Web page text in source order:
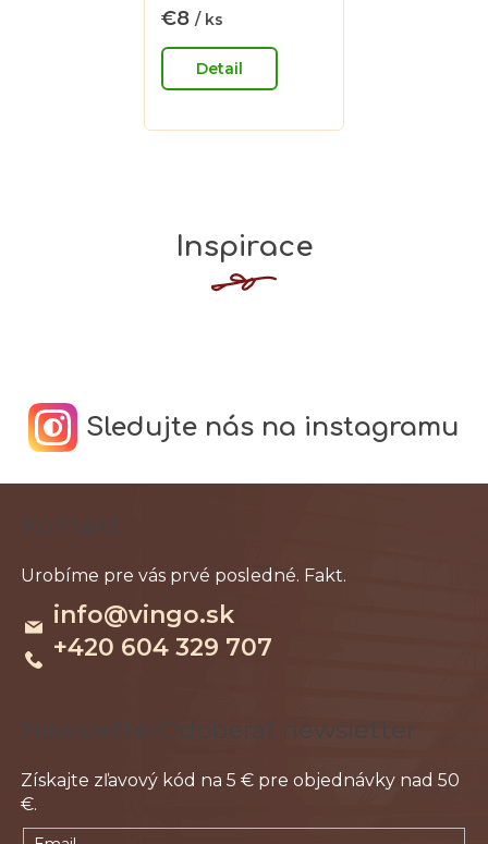
je
z
€8/ ks
cena:Detail
Inspirace
Sledujte nás na instagramu
info@vingo.sk
+420 604 329 707
Odoberať newsletter